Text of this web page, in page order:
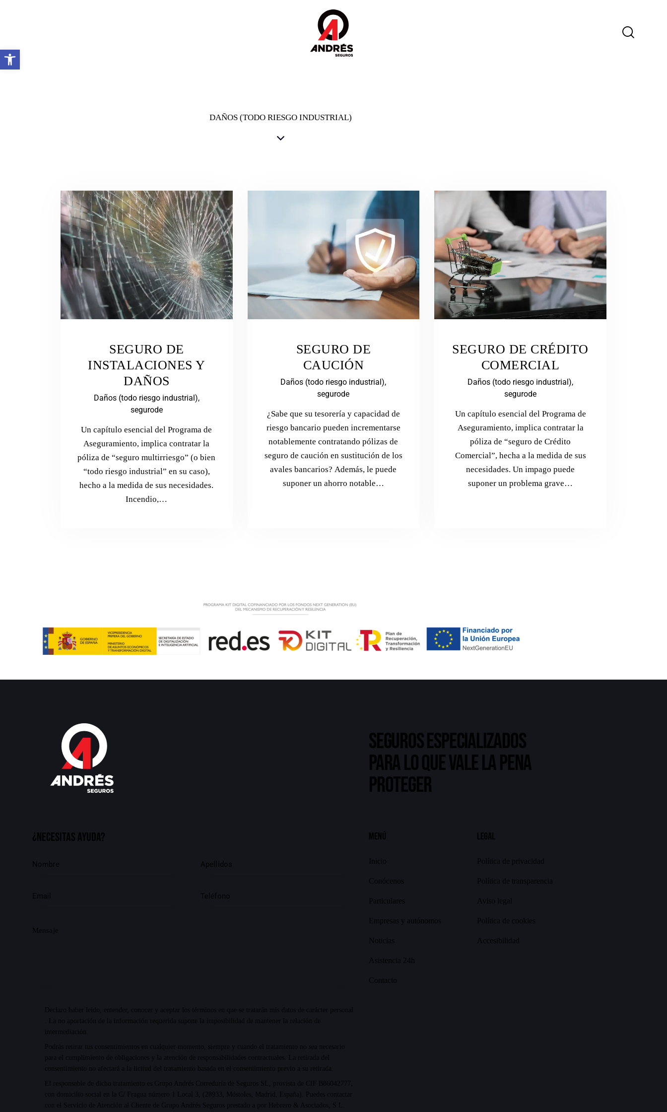
DAÑOS (TODO RIESGO INDUSTRIAL)
SEGURO DE
INSTALACIONES Y
DAÑOS
Daños (todo riesgo industrial),
segurode
Un capítulo esencial del Programa de
Aseguramiento, implica contratar la
póliza de “seguro multirriesgo” (o bien
“todo riesgo industrial” en su caso),
hecho a la medida de sus necesidades.
Incendio,…
SEGURO DE
CAUCIÓN
Daños (todo riesgo industrial),
segurode
¿Sabe que su tesorería y capacidad de
riesgo bancario pueden incrementarse
notablemente contratando pólizas de
seguro de caución en sustitución de los
avales bancarios? Además, le puede
suponer un ahorro notable…
SEGURO DE CRÉDITO
COMERCIAL
Daños (todo riesgo industrial),
segurode
Un capítulo esencial del Programa de
Aseguramiento, implica contratar la
póliza de “seguro de Crédito
Comercial”, hecha a la medida de sus
necesidades. Un impago puede
suponer un problema grave…
Seguros especializados
para lo que vale la pena
proteger
¿Necesitas ayuda?
Declaro haber leído, entender, conocer y aceptar
los términos en que se tratarán mis datos de carácter personal
. La no aportación de la información requerida supone la imposibilidad de mantener la relación de
intermediación.
Podrás retirar tus consentimientos en cualquier momento, siempre y cuando el tratamiento no sea necesario
para el cumplimiento de obligaciones y la atención de responsabilidades contractuales. La retirada del
consentimiento no afectará a la licitud del tratamiento basada en el consentimiento previo a su retirada.
El responsable de dicho tratamiento es Grupo Andrés Correduría de Seguros SL, provista de CIF B86042777,
con domicilio social en la C/ Fragua número 1 Local 3, (28933, Móstoles, Madrid, España). Puedes contactar
con el Servicio de Atención al Cliente de Grupo Andrés Seguros prestado a por Hebrero & Asociados, S.L.
Menú
Inicio
Conócenos
Particulares
Empresas y autónomos
Noticias
Asistencia 24h
Contacto
Legal
Política de privacidad
Política de transparencia
Aviso legal
Política de cookies
Accesibilidad
Abrir barra de herramientas